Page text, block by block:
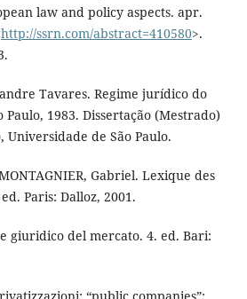
law and policy aspects. apr.
http://ssrn.com/abstract=410580>.
Tavares. Regime jurídico do
1983. Dissertação (Mestrado)
Universidade de São Paulo.
Gabriel. Lexique des
Paris: Dalloz, 2001.
giuridico del mercato. 4. ed. Bari:
“public companies”;